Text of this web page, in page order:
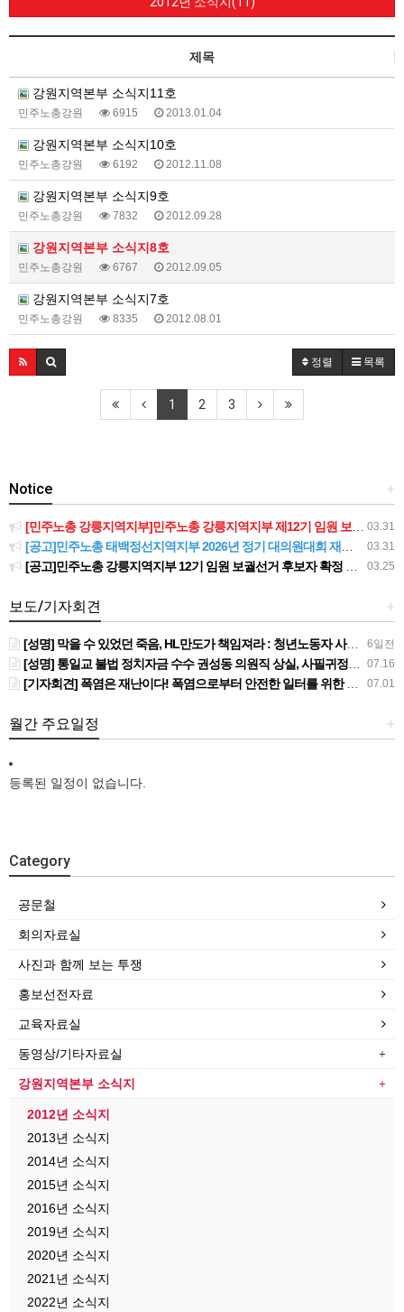
제목
강원지역본부 소식지11호
민주노총강원 6915 2013.01.04
강원지역본부 소식지10호
민주노총강원 6192 2012.11.08
강원지역본부 소식지9호
민주노총강원 7832 2012.09.28
강원지역본부 소식지8호
민주노총강원 6767 2012.09.05
강원지역본부 소식지7호
민주노총강원 8335 2012.08.01
정렬 목록
1 2 3
+
Notice
03.31
[민주노총 강릉지역지부]민주노총 강릉지역지부 제12기 임원 보궐선거결과 공고
03.31
[공고]민주노총 태백정선지역지부 2026년 정기 대의원대회 재소집 건
03.25
[공고]민주노총 강릉지역지부 12기 임원 보궐선거 후보자 확정 공고
+
보도/기자회견
6일전
[성명] 막을 수 있었던 죽음, HL만도가 책임져라 : 청년노동자 사망사고의 철저한 진상규명과 재발방지 대책 마련하라
07.16
[성명] 통일교 불법 정치자금 수수 권성동 의원직 상실, 사필귀정이다
07.01
[기자회견] 폭염은 재난이다! 폭염으로부터 안전한 일터를 위한 민주노총 강원지역본부 폭염감시단 선포 기자회견
+
월간 주요일정
등록된 일정이 없습니다.
Category
공문철
회의자료실
사진과 함께 보는 투쟁
홍보선전자료
교육자료실
동영상/기타자료실
강원지역본부 소식지
2012년 소식지
2013년 소식지
2014년 소식지
2015년 소식지
2016년 소식지
2019년 소식지
2020년 소식지
2021년 소식지
2022년 소식지